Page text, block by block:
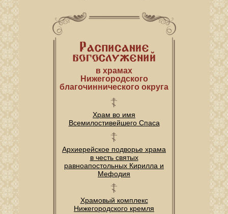
в храмах
Нижегородского
благочиннического округа
Храм во имя
Всемилостивейшего Спаса
Архиерейское подворье храма
в честь святых
равноапостольных Кирилла и
Мефодия
Храмовый комплекс
Нижегородского кремля